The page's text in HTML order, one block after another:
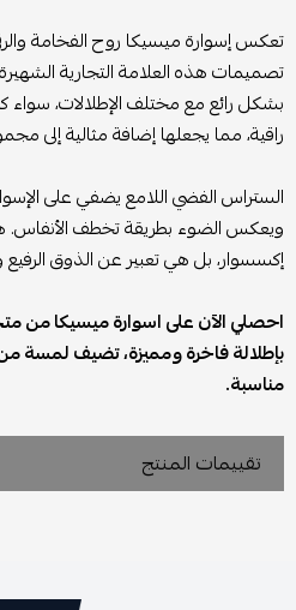
تعكس إسوارة ميسيكا روح الفخامة
تصميمات هذه العلامة التجارية
بشكل رائع مع مختلف الإطلالات، سواء
راقية، مما يجعلها إضافة مثالية إلى
الستراس الفضي اللامع يضفي على
ويعكس الضوء بطريقة تخطف الأنفاس.
إكسسوار، بل هي تعبير عن الذوق الرفيع
بإطلالة فاخرة ومميزة، تضيف لمسة من
مناسبة.
تقييمات المنتج